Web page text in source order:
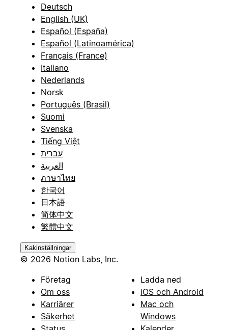
Deutsch
English (UK)
Español (España)
Español (Latinoamérica)
Français (France)
Italiano
Nederlands
Norsk
Português (Brasil)
Suomi
Svenska
Tiếng Việt
עברית
العربية
ภาษาไทย
한국어
日本語
简体中文
繁體中文
Kakinställningar
© 2026 Notion Labs, Inc.
Företag
Om oss
Karriärer
Säkerhet
Ladda ned
iOS och Android
Mac och
Windows